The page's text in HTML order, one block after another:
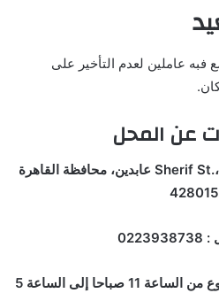
عاملين لعدم التأخير على
عن المحل
العنوان : 29 Sherif St.، DOWNTOWN عابدين، محافظة القاهرة
أوقات العمل : جميع أيام الأسبوع من الساعة 11 صباحا إلى الساعة 5